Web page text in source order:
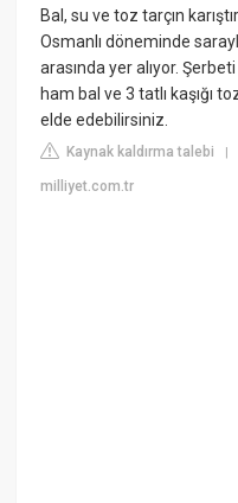
Bal, su ve toz tarçın
Osmanlı döneminde
arasında yer alıyor.
ham bal ve 3 tatlı kaşığı
elde edebilirsiniz.
Kaynak kaldırma talebi
milliyet.com.tr